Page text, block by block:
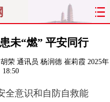
太原 山西
文明 出行
综合 专题
未“燃” 平安同行
荣 通讯员 杨润德 崔莉霞 2025年
18:50
意识和自防自救能